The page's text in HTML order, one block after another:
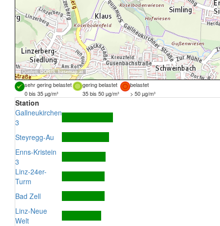
Quellen: DORIS, basemap.at
sehr gering belastet gering belastet
belastet
0 bis 35 µg/m³
35 bis 50 µg/m³ > 50 µg/m³
Station
Gallneukirchen
3
Steyregg-Au
Enns-Kristein
3
Linz-24er-
Turm
Bad Zell
Linz-Neue
Welt